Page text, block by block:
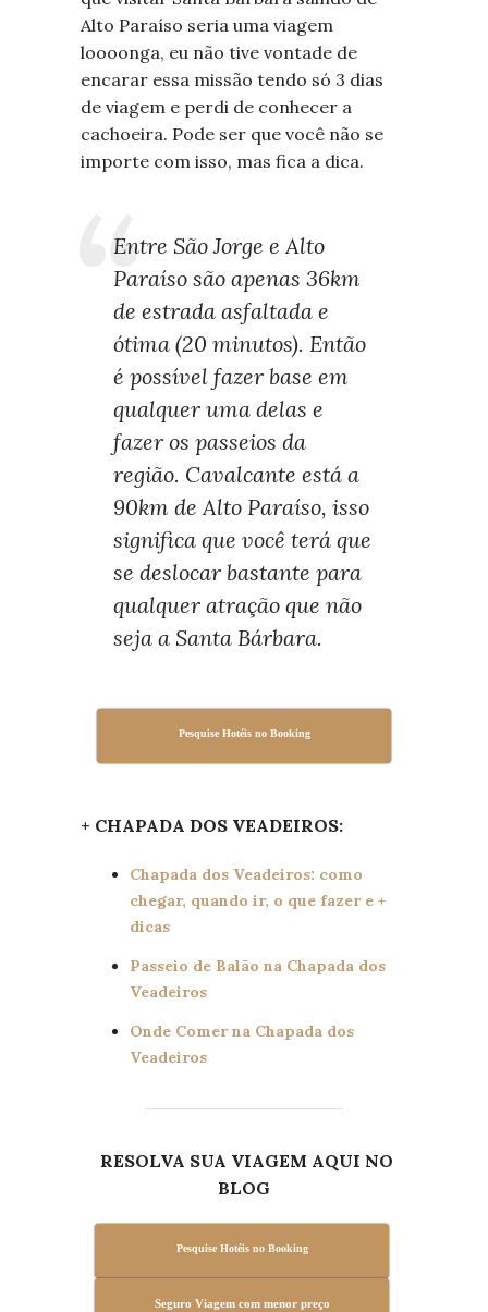
Alto Paraíso seria uma viagem
loooonga, eu não tive vontade de
encarar essa missão tendo só 3 dias
de viagem e perdi de conhecer a
cachoeira. Pode ser que você não se
importe com isso, mas fica a dica.
Entre São Jorge e Alto
Paraíso são apenas 36km
de estrada asfaltada e
ótima (20 minutos). Então
é possível fazer base em
qualquer uma delas e
fazer os passeios da
região. Cavalcante está a
90km de Alto Paraíso, isso
significa que você terá que
se deslocar bastante para
qualquer atração que não
seja a Santa Bárbara.
Pesquise Hotéis no Booking
+ CHAPADA DOS VEADEIROS:
Chapada dos Veadeiros: como
chegar, quando ir, o que fazer e +
dicas
Passeio de Balão na Chapada dos
Veadeiros
Onde Comer na Chapada dos
Veadeiros
RESOLVA SUA VIAGEM AQUI NO
BLOG
Pesquise Hotéis no Booking
Seguro Viagem com menor preço